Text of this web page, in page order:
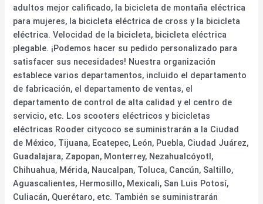
adultos mejor calificado, la bicicleta de montaña eléctrica
para mujeres, la bicicleta eléctrica de cross y la bicicleta
eléctrica. Velocidad de la bicicleta, bicicleta eléctrica
plegable. ¡Podemos hacer su pedido personalizado para
satisfacer sus necesidades! Nuestra organización
establece varios departamentos, incluido el departamento
de fabricación, el departamento de ventas, el
departamento de control de alta calidad y el centro de
servicio, etc. Los scooters eléctricos y bicicletas
eléctricas Rooder citycoco se suministrarán a la Ciudad
de México, Tijuana, Ecatepec, León, Puebla, Ciudad Juárez,
Guadalajara, Zapopan, Monterrey, Nezahualcóyotl,
Chihuahua, Mérida, Naucalpan, Toluca, Cancún, Saltillo,
Aguascalientes, Hermosillo, Mexicali, San Luis Potosí,
Culiacán, Querétaro, etc. También se suministrarán